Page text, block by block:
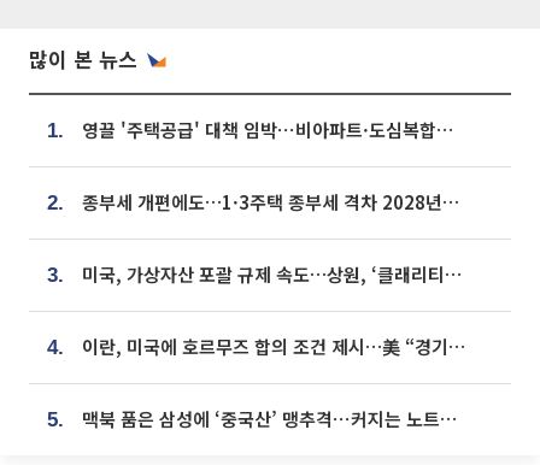
많이 본 뉴스
1. 영끌 '주택공급' 대책 임박⋯비아파트·도심복합까지 총동원
2. 종부세 개편에도…1·3주택 종부세 격차 2028년부터 확대
3. 미국, 가상자산 포괄 규제 속도…상원, ‘클래리티법’ 9월 절차투표 추진
4. 이란, 미국에 호르무즈 합의 조건 제시…美 “경기 아직 안 끝나” [종합]
5. 맥북 품은 삼성에 ‘중국산’ 맹추격⋯커지는 노트북 OLED 시장